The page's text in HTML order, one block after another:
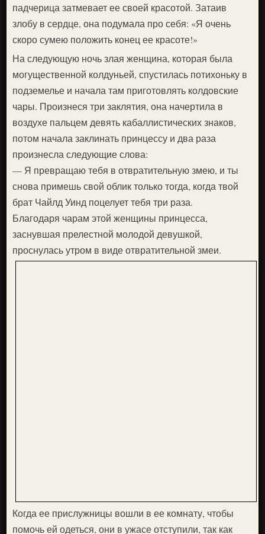
падчерица затмевает ее своей красотой. Затаив
злобу в сердце, она подумала про себя: «Я очень
скоро сумею положить конец ее красоте!»
На следующую ночь злая женщина, которая была
могущественной колдуньей, спустилась потихоньку в
подземелье и начала там приготовлять колдовские
чары. Произнеся три заклятия, она начертила в
воздухе пальцем девять кабаллистических знаков,
потом начала заклинать принцессу и два раза
произнесла следующие слова:
— Я превращаю тебя в отвратительную змею, и ты
снова примешь свой облик только тогда, когда твой
брат Чайлд Уинд поцелует тебя три раза.
Благодаря чарам этой женщины принцесса,
заснувшая прелестной молодой девушкой,
проснулась утром в виде отвратительной змеи.
Когда ее прислужницы вошли в ее комнату, чтобы
помочь ей одеться, они в ужасе отступили, так как